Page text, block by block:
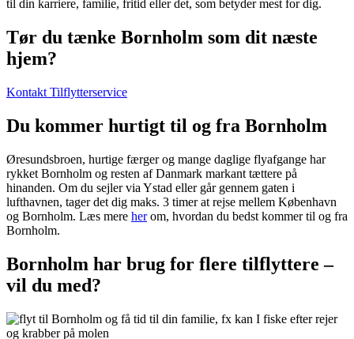
til din karriere, familie, fritid eller det, som betyder mest for dig.
Tør du tænke Bornholm som dit næste
hjem?
Kontakt Tilflytterservice
Du kommer hurtigt til og fra Bornholm
Øresundsbroen, hurtige færger og mange daglige flyafgange har
rykket Bornholm og resten af Danmark markant tættere på
hinanden. Om du sejler via Ystad eller går gennem gaten i
lufthavnen, tager det dig maks. 3 timer at rejse mellem København
og Bornholm. Læs mere herom, hvordan du bedst kommer til og fra
Bornholm.
Bornholm har brug for flere tilflyttere –
vil du med?